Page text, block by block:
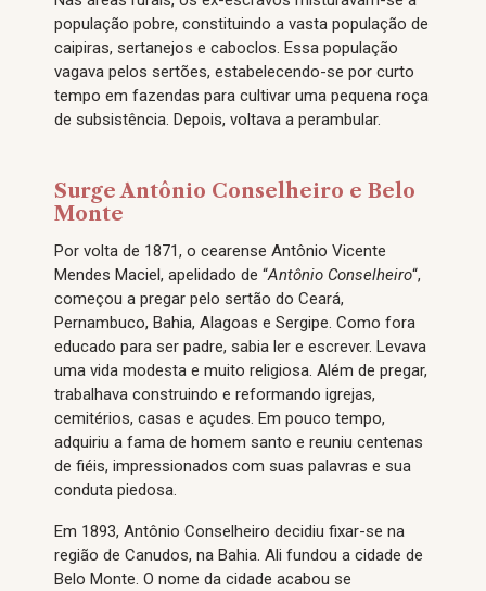
população pobre, constituindo a vasta população de
caipiras, sertanejos e caboclos. Essa população
vagava pelos sertões, estabelecendo-se por curto
tempo em fazendas para cultivar uma pequena roça
de subsistência. Depois, voltava a perambular.
Surge Antônio Conselheiro e Belo
Monte
Por volta de 1871, o cearense Antônio Vicente
Mendes Maciel, apelidado de “Antônio Conselheiro“,
começou a pregar pelo sertão do Ceará,
Pernambuco, Bahia, Alagoas e Sergipe. Como fora
educado para ser padre, sabia ler e escrever. Levava
uma vida modesta e muito religiosa. Além de pregar,
trabalhava construindo e reformando igrejas,
cemitérios, casas e açudes. Em pouco tempo,
adquiriu a fama de homem santo e reuniu centenas
de fiéis, impressionados com suas palavras e sua
conduta piedosa.
Em 1893, Antônio Conselheiro decidiu fixar-se na
região de Canudos, na Bahia. Ali fundou a cidade de
Belo Monte. O nome da cidade acabou se